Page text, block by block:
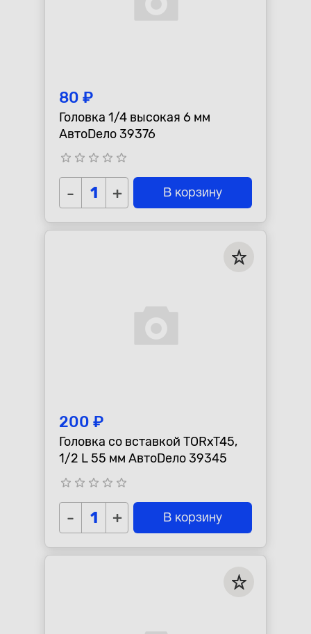
80 ₽
Головка 1/4 высокая 6 мм
АвтоDело 39376
star_border star_border star_border star_border star_border
- + В корзину
200 ₽
Головка со вставкой TORxT45,
1/2 L 55 мм АвтоDело 39345
star_border star_border star_border star_border star_border
- + В корзину